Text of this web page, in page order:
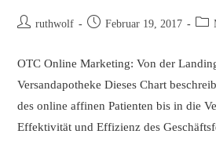
Einschränkungen
Beitrags-
ruthwolf
BeitragFebruar 19, 2017
OTC Online Marketing: Von der
Versandapotheke Dieses Chart
des online affinen Patienten bis in die
Effektivität und Effizienz des